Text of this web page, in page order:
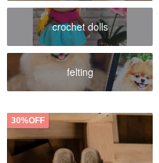
crochet dolls
felting
30%OFF